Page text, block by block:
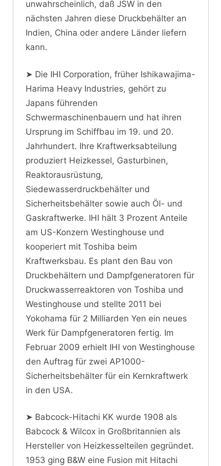
unwahrscheinlich, daß JSW in den
nächsten Jahren diese Druckbehälter an
Indien, China oder andere Länder liefern
kann.
➤ Die IHI Corporation, früher Ishikawajima-
Harima Heavy Industries, gehört zu
Japans führenden
Schwermaschinenbauern und hat ihren
Ursprung im Schiffbau im 19. und 20.
Jahrhundert. Ihre Kraftwerksabteilung
produziert Heizkessel, Gasturbinen,
Reaktorausrüstung,
Siedewasserdruckbehälter und
Sicherheitsbehälter sowie auch Öl- und
Gaskraftwerke. IHI hält 3 Prozent Anteile
am US-Konzern Westinghouse und
kooperiert mit Toshiba beim
Kraftwerksbau. Es plant den Bau von
Druckbehältern und Dampfgeneratoren für
Druckwasserreaktoren von Toshiba und
Westinghouse und stellte 2011 bei
Yokohama für 2 Milliarden Yen ein neues
Werk für Dampfgeneratoren fertig. Im
Februar 2009 erhielt IHI von Westinghouse
den Auftrag für zwei AP1000-
Sicherheitsbehälter für ein Kernkraftwerk
in den USA.
➤ Babcock-Hitachi KK wurde 1908 als
Babcock & Wilcox in Großbritannien als
Hersteller von Heizkesselteilen gegründet.
1953 ging B&W eine Fusion mit Hitachi